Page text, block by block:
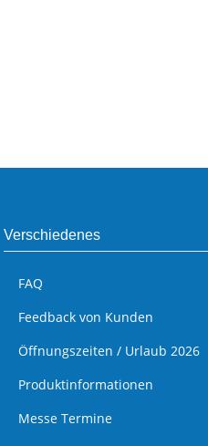
Verschiedenes
FAQ
Feedback von Kunden
Öffnungszeiten / Urlaub 2026
Produktinformationen
Messe Termine